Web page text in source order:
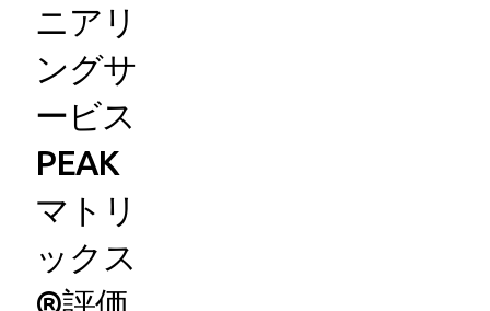
ニアリ
ングサ
ービス
PEAK
マトリ
ックス